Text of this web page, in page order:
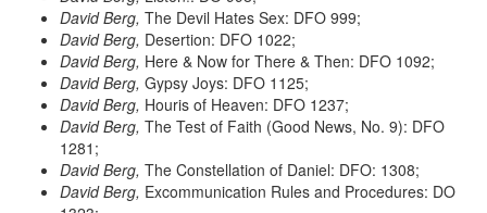
David Berg, The Devil Hates Sex: DFO 999;
David Berg, Desertion: DFO 1022;
David Berg, Here & Now for There & Then: DFO 1092;
David Berg, Gypsy Joys: DFO 1125;
David Berg, Houris of Heaven: DFO 1237;
David Berg, The Test of Faith (Good News, No. 9): DFO
1281;
David Berg, The Constellation of Daniel: DFO: 1308;
David Berg, Excommunication Rules and Procedures: DO